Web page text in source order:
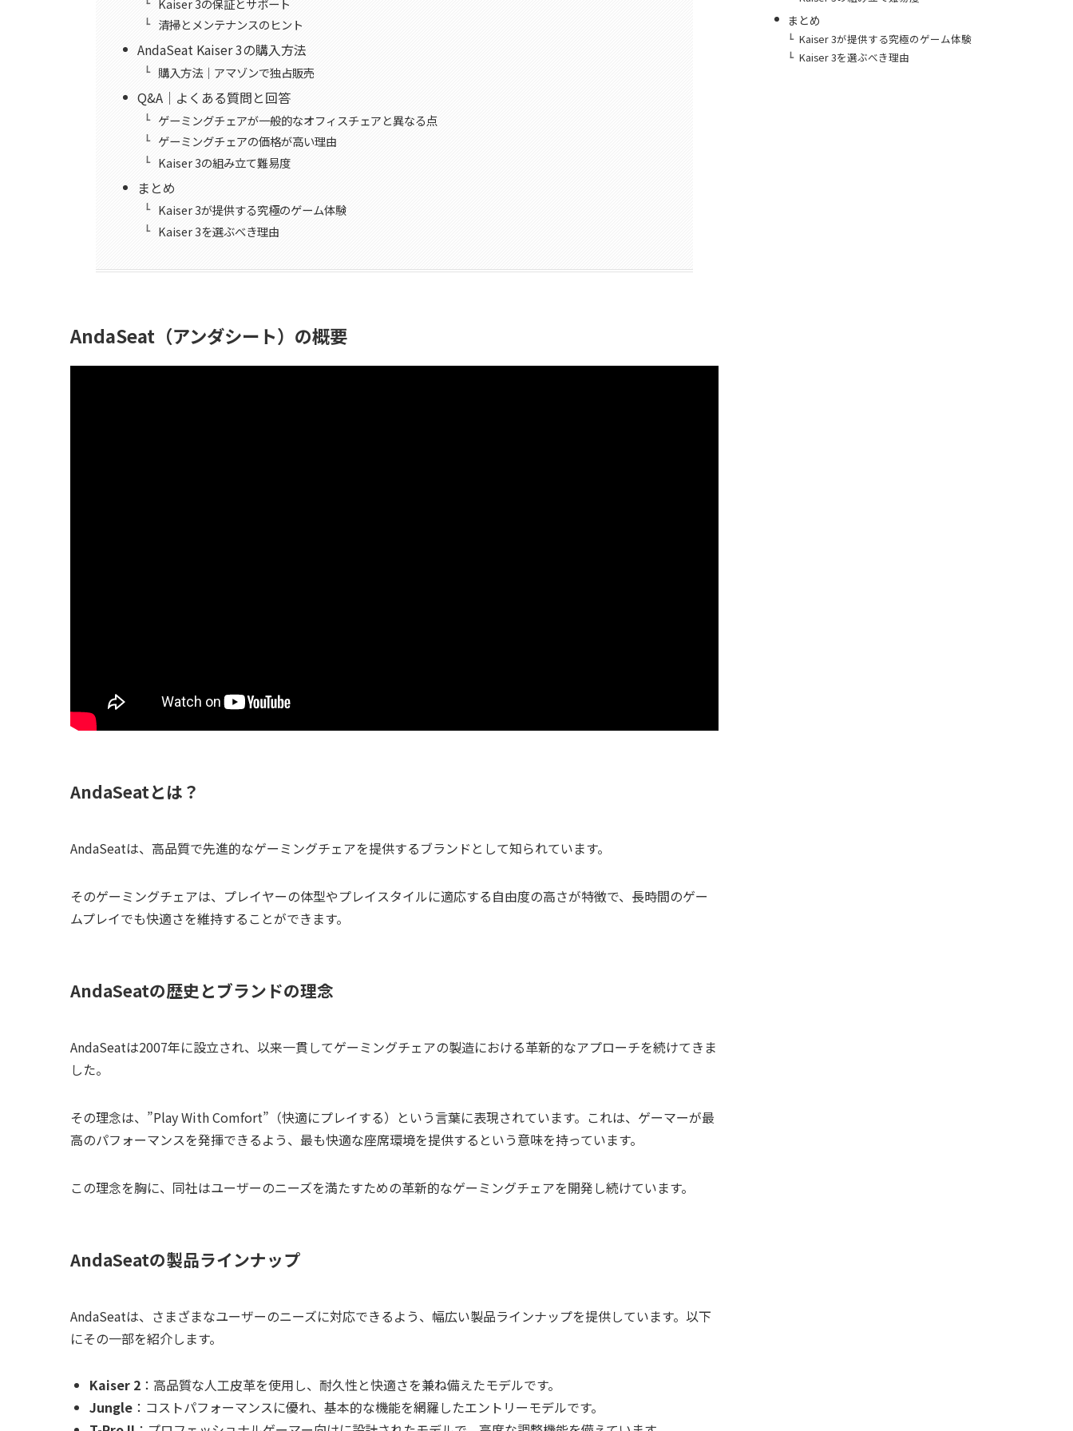
Kaiser 3の保証とサポート
清掃とメンテナンスのヒント
AndaSeat Kaiser 3の購入方法
購入方法｜アマゾンで独占販売
Q&A｜よくある質問と回答
ゲーミングチェアが一般的なオフィスチェアと異なる点
ゲーミングチェアの価格が高い理由
Kaiser 3の組み立て難易度
まとめ
Kaiser 3が提供する究極のゲーム体験
Kaiser 3を選ぶべき理由
AndaSeat（アンダシート）の概要
AndaSeatとは？
AndaSeatは、高品質で先進的なゲーミングチェアを提供するブランドとして知られています。
そのゲーミングチェアは、プレイヤーの体型やプレイスタイルに適応する自由度の高さが特徴で、長時間のゲー
ムプレイでも快適さを維持することができます。
AndaSeatの歴史とブランドの理念
AndaSeatは2007年に設立され、以来一貫してゲーミングチェアの製造における革新的なアプローチを続けてきま
した。
その理念は、”Play With Comfort”（快適にプレイする）という言葉に表現されています。これは、ゲーマーが最
高のパフォーマンスを発揮できるよう、最も快適な座席環境を提供するという意味を持っています。
この理念を胸に、同社はユーザーのニーズを満たすための革新的なゲーミングチェアを開発し続けています。
AndaSeatの製品ラインナップ
AndaSeatは、さまざまなユーザーのニーズに対応できるよう、幅広い製品ラインナップを提供しています。以下
にその一部を紹介します。
Kaiser 2 ：高品質な人工皮革を使用し、耐久性と快適さを兼ね備えたモデルです。
Jungle ：コストパフォーマンスに優れ、基本的な機能を網羅したエントリーモデルです。
まとめ
Kaiser 3が提供する究極のゲーム体験
Kaiser 3を選ぶべき理由